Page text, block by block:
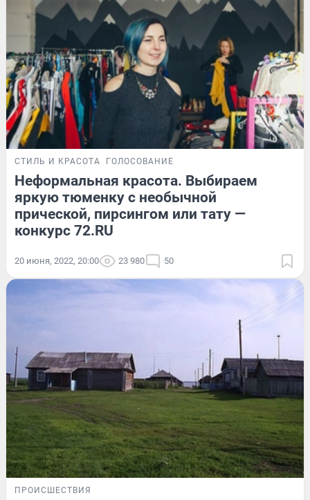
СТИЛЬ И КРАСОТА ГОЛОСОВАНИЕ
Неформальная красота. Выбираем
яркую тюменку с необычной
прической, пирсингом или тату —
конкурс 72.RU
20 июня, 2022, 20:00 23 980 50
ПРОИСШЕСТВИЯ